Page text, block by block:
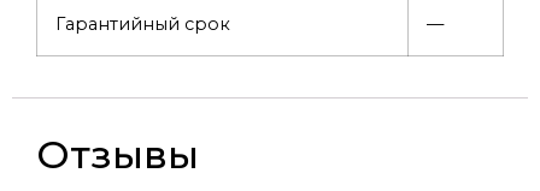
Гарантийный срок —
Отзывы